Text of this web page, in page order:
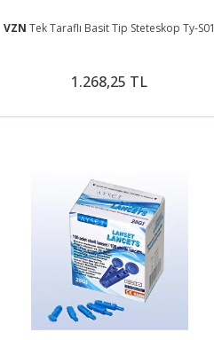
VZN Tek Taraflı Basit Tip Steteskop Ty-S01
1.268,25 TL